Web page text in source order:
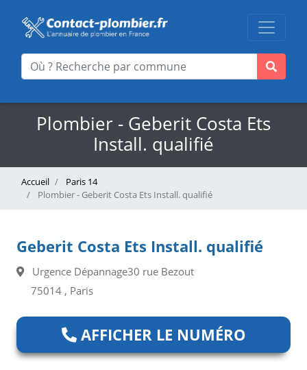
Plombier - Geberit Costa Ets
Install. qualifié
Accueil
Paris 14
Plombier - Geberit Costa Ets Install. qualifié
Geberit Costa Ets Install. qualifié
Urgence Dépannage30 rue Bezout
75014 , Paris
AFFICHER LE NUMÉRO